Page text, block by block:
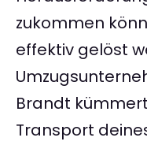
zukommen
effektiv gelöst
Brandt
Transport